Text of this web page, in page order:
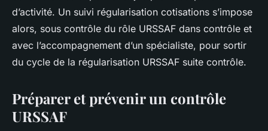
d’activité. Un suivi régularisation cotisations s’impose
alors, sous contrôle du rôle URSSAF dans contrôle et
avec l’accompagnement d’un spécialiste, pour sortir
du cycle de la régularisation URSSAF suite contrôle.
Préparer et prévenir un contrôle
URSSAF